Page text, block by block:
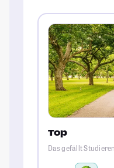
Top
Das gefällt